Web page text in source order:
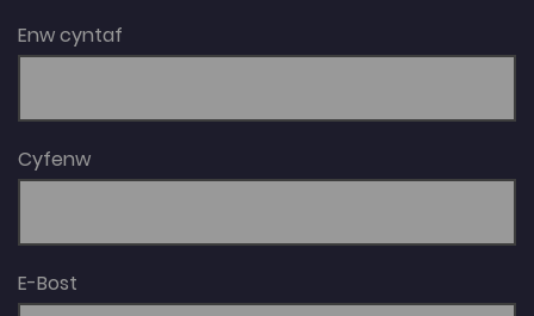
Enw cyntaf
Cyfenw
E-Bost